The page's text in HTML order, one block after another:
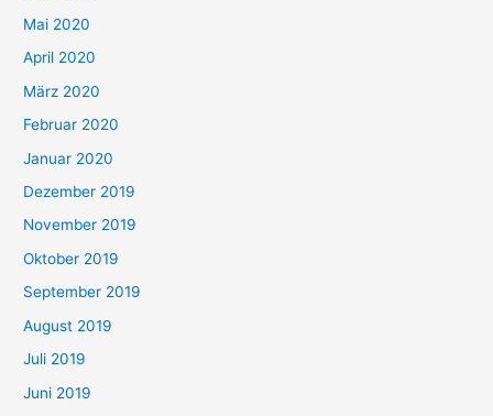
Mai 2020
April 2020
März 2020
Februar 2020
Januar 2020
Dezember 2019
November 2019
Oktober 2019
September 2019
August 2019
Juli 2019
Juni 2019